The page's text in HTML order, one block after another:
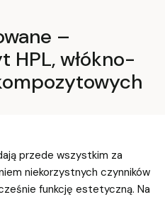
–
HPL, włókno-
przede wszystkim za
niekorzystnych czynników
funkcję estetyczną. Na